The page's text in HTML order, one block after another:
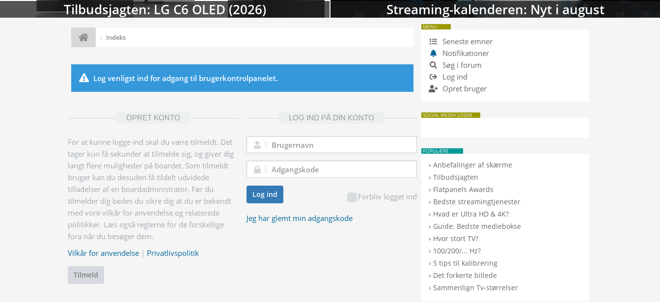
Tilbudsjagten: LG C6 OLED (2026) Streaming-kalenderen: Nyt i august
Indeks
Log venligst ind for adgang til brugerkontrolpanelet.
OPRET KONTO
For at kunne logge ind skal du være tilmeldt. Det
tager kun få sekunder at tilmelde sig, og giver dig
langt flere muligheder på boardet. Som tilmeldt
bruger kan du desuden få tildelt udvidede
tilladelser af en boardadministrator. Før du
tilmelder dig bedes du sikre dig at du er bekendt
med vore vilkår for anvendelse og relaterede
politikker. Læs også reglerne for de forskellige
fora når du besøger dem.
Vilkår for anvendelse | Privatlivspolitik
Tilmeld
LOG IND PÅ DIN KONTO
Brugernavn:
Adgangskode:
Forbliv logget ind
Log ind
Jeg har glemt min adgangskode
MENU
Seneste emner
Notifikationer
Søg i forum
Log ind
Opret bruger
SOCIAL MEDIA LOGIN
POPULÆRE
›Anbefalinger af skærme
›Tilbudsjagten
› Flatpanels Awards
› Bedste streamingtjenester
› Hvad er Ultra HD & 4K?
› Guide: Bedste mediebokse
› Hvor stort TV?
› 100/200/... Hz?
› 5 tips til kalibrering
› Det forkerte billede
›Sammenlign Tv-størrelser